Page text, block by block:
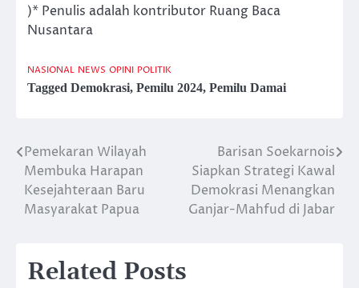
)* Penulis adalah kontributor Ruang Baca
Nusantara
NASIONAL NEWS OPINI POLITIK
Tagged Demokrasi, Pemilu 2024, Pemilu Damai
Post
navigation
Pemekaran Wilayah
Membuka Harapan
Kesejahteraan Baru
Masyarakat Papua
Barisan Soekarnois
Siapkan Strategi Kawal
Demokrasi Menangkan
Ganjar-Mahfud di Jabar
Related Posts